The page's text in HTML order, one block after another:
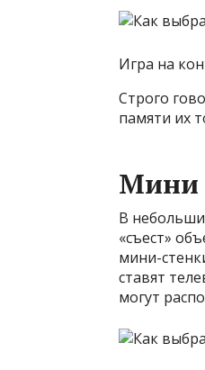
Игра на
Строго
памяти их
Мини
В
«съест»
мини-
ставят
могут